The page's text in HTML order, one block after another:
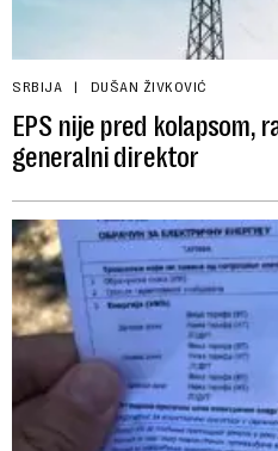
SRBIJA DUŠAN ŽIVKOVIĆ
EPS nije pred kolapsom,
generalni direktor